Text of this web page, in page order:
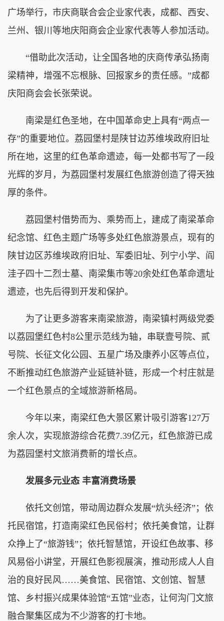
广场举行，市庆商联合会企业家代表，成都、西安、
兰州、银川等地庆阳商会企业家代表等人参加活动。
“借助此次活动，让全国各地的庆商传承弘扬南
梁精神，增强不忘根脉、回报家乡的责任感。”成都
庆阳商会会长张荣说。
南梁是红色圣地，在中国革命史上具有“两点一
存”的重要地位。荔园堡村是陕甘边苏维埃政府旧址
所在地，这里的红色革命遗迹，每一处都书写了一段
光辉的岁月，为荔园堡村发展红色旅游创造了得天独
厚的条件。
荔园堡村借势而为、乘势而上，建成了南梁革命
纪念馆、红色主题广场等多处红色旅游景点，现有的
陕甘边区苏维埃政府旧址、军委旧址、列宁小学、阎
洼子四十二烈士墓、南梁集市等20余处红色革命遗址
遗迹，也先后得到开发和保护。
为了让更多游客来南梁旅游，南梁镇村两级党委
以荔园堡红色村8公里示范线为轴，串联壹号院、贰
号院、长征文化公园、五星广场及康养小区等点位，
不断推动红色旅游产业延链补链，形成一个村庄就是
一个红色景点的全域旅游新格局。
今年以来，南梁红色大景区累计吸引游客127万
余人次，实现旅游综合花费7.39亿元，红色旅游已成
为荔园堡村文旅消费新的增长点。
发展多元业态 丰富消费场景
依托文创馆，带动周边群众发展“炕头经济”；依
托民宿馆，打造南梁红色民俗村；依托美食馆，让群
众挣上了“旅游钱”；依托智慧馆，开设红色故事、移
风易俗小讲堂，开展红色影视展演，推动形成人人自
治的良好民风……美食馆、民宿馆、文创馆、智慧
馆、乡村振兴成果体验馆“五馆”业态，让何沟门文旅
融合聚集区成为不少游客的打卡地。